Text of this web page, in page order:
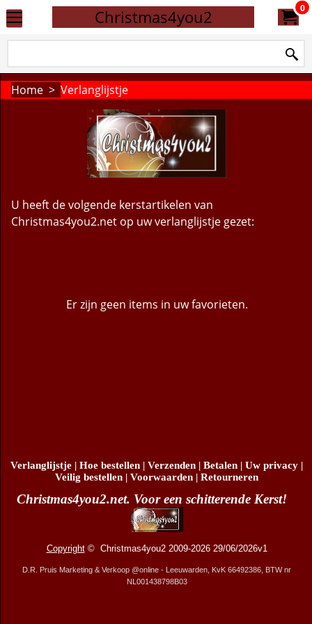
Christmas4you2 0
Home > Verlanglijstje
U heeft de volgende kerstartikelen van
Christmas4you2.net op uw verlanglijstje gezet:
Er zijn geen items in uw favorieten.
Verlanglijstje | Hoe bestellen | Verzenden | Betalen | Uw privacy |
Veilig bestellen | Voorwaarden | Retourneren
Christmas4you2.net. Voor een schitterende Kerst!
Copyright© Christmas4you2 2009-2026 29/06/2026v1
D.R. Pruis Marketing & Verkoop @online - Leeuwarden, KvK 66492386, BTW nr
NL001438798B03